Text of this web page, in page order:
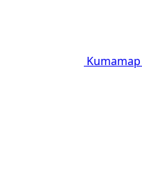
Kumamap